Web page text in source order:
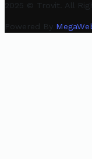
2025 © Trovit. All
Powered By